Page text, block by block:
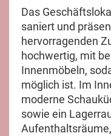
Das
saniert und
hervorragenden
hochwertig, mit
Innenmöbeln,
möglich ist. Im
moderne
sowie ein